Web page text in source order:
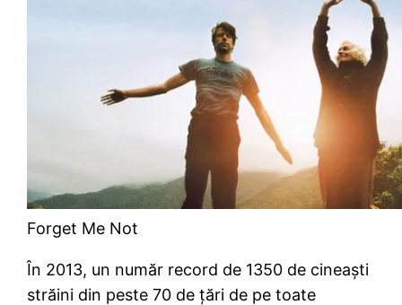
Forget Me Not
În 2013, un număr record de 1350 de cineaşti
străini din peste 70 de ţări de pe toate